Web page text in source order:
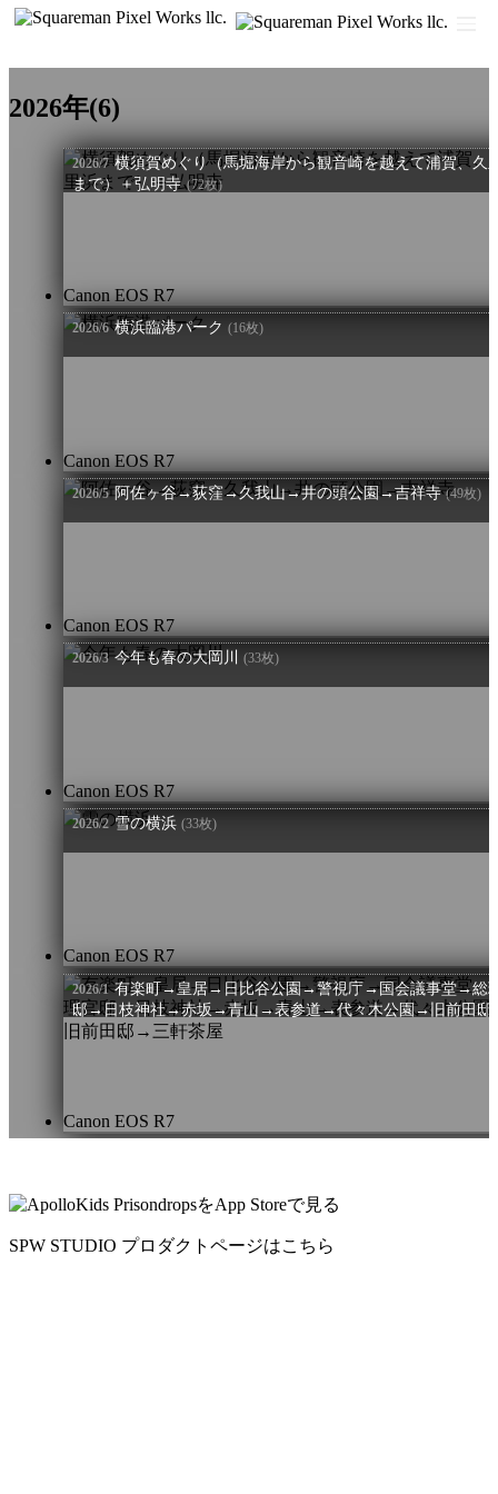
2026年(6)
Canon EOS R7
2026/7 横須賀めぐり（馬堀海岸から観音崎を越えて浦賀、久
まで）＋弘明寺 (72枚)
Canon EOS R7
2026/6 横浜臨港パーク (16枚)
Canon EOS R7
2026/5 阿佐ヶ谷→荻窪→久我山→井の頭公園→吉祥寺 (49枚)
Canon EOS R7
2026/3 今年も春の大岡川 (33枚)
Canon EOS R7
2026/2 雪の横浜 (33枚)
Canon EOS R7
2026/1 有楽町→皇居→日比谷公園→警視庁→国会議事堂→総
邸→日枝神社→赤坂→青山→表参道→代々木公園→旧前田
軒茶屋 (85枚)
SPW STUDIO プロダクトページはこちら